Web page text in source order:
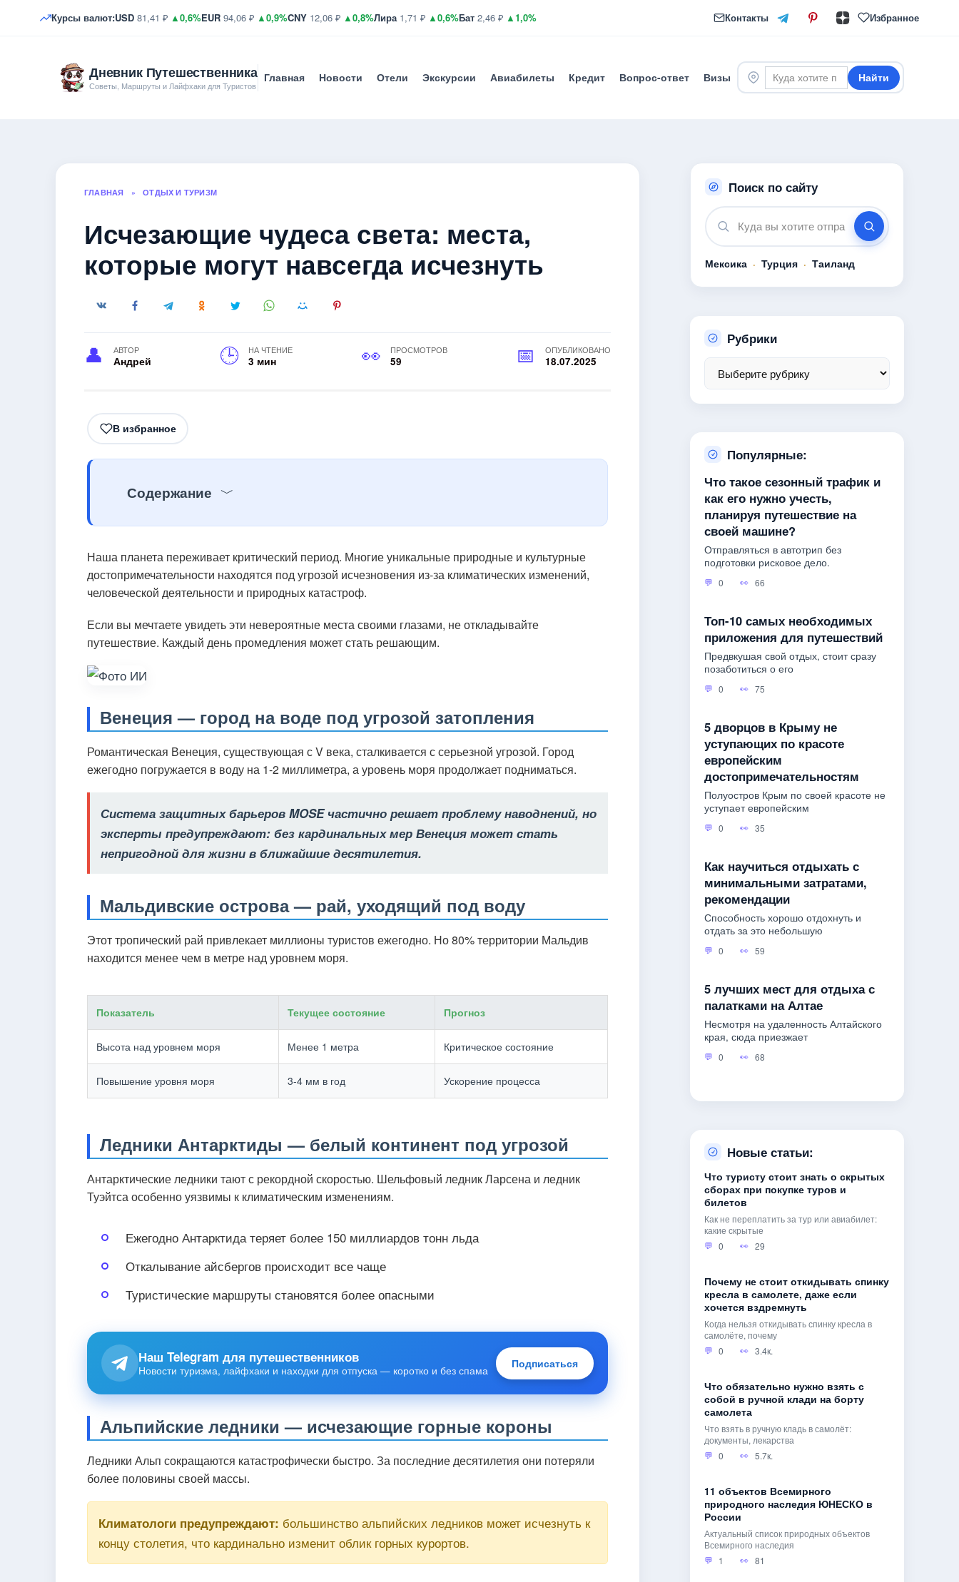
Курсы валют:USD 81,41 ₽ ▲0,6%EUR 94,06 ₽ ▲0,9%CNY 12,06 ₽ ▲0,8%Лира1,71 ₽ ▲0,6%Бат 2,46 ₽ ▲1,0% Контакты Избранное
Дневник Путешественника
Советы, Маршруты и Лайфхаки для Туристов
Главная Новости Отели Экскурсии Авиабилеты Кредит Вопрос-ответ Визы Найти
ГЛАВНАЯ » ОТДЫХ И ТУРИЗМ
Исчезающие чудеса света: места,
которые могут навсегда исчезнуть
АВТОР
Андрей
НА ЧТЕНИЕ
3 мин
ПРОСМОТРОВ
59
ОПУБЛИКОВАНО
18.07.2025
В избранное
Содержание
Наша планета переживает критический период. Многие уникальные природные и культурные
достопримечательности находятся под угрозой исчезновения из-за климатических изменений,
человеческой деятельности и природных катастроф.
Если вы мечтаете увидеть эти невероятные места своими глазами, не откладывайте
путешествие. Каждый день промедления может стать решающим.
Венеция — город на воде под угрозой затопления
Романтическая Венеция, существующая с V века, сталкивается с серьезной угрозой. Город
ежегодно погружается в воду на 1-2 миллиметра, а уровень моря продолжает подниматься.
Система защитных барьеров MOSE частично решает проблему наводнений, но
эксперты предупреждают: без кардинальных мер Венеция может стать
непригодной для жизни в ближайшие десятилетия.
Мальдивские острова — рай, уходящий под воду
Этот тропический рай привлекает миллионы туристов ежегодно. Но 80% территории Мальдив
находится менее чем в метре над уровнем моря.
Показатель Текущее состояние Прогноз
Высота над уровнем моря Менее 1 метра Критическое состояние
Повышение уровня моря 3-4 мм в год Ускорение процесса
Ледники Антарктиды — белый континент под угрозой
Антарктические ледники тают с рекордной скоростью. Шельфовый ледник Ларсена и ледник
Туэйтса особенно уязвимы к климатическим изменениям.
Ежегодно Антарктида теряет более 150 миллиардов тонн льда
Откалывание айсбергов происходит все чаще
Туристические маршруты становятся более опасными
Наш Telegram для путешественников
Новости туризма, лайфхаки и находки для отпуска — коротко и без спама
Подписаться
Альпийские ледники — исчезающие горные короны
Ледники Альп сокращаются катастрофически быстро. За последние десятилетия они потеряли
более половины своей массы.
Климатологи предупреждают: большинство альпийских ледников может исчезнуть к
концу столетия, что кардинально изменит облик горных курортов.
Поиск по сайту
Мексика · Турция · Таиланд
Рубрики
Популярные:
Что такое сезонный трафик и
как его нужно учесть,
планируя путешествие на
своей машине?
Отправляться в автотрип без
подготовки рисковое дело.
0 66
Топ-10 самых необходимых
приложения для путешествий
Предвкушая свой отдых, стоит сразу
позаботиться о его
0 75
5 дворцов в Крыму не
уступающих по красоте
европейским
достопримечательностям
Полуостров Крым по своей красоте не
уступает европейским
0 35
Как научиться отдыхать с
минимальными затратами,
рекомендации
Способность хорошо отдохнуть и
отдать за это небольшую
0 59
5 лучших мест для отдыха с
палатками на Алтае
Несмотря на удаленность Алтайского
края, сюда приезжает
0 68
Новые статьи:
Что туристу стоит знать о скрытых
сборах при покупке туров и
билетов
Как не переплатить за тур или авиабилет:
какие скрытые
0
29
Почему не стоит откидывать спинку
кресла в самолете, даже если
хочется вздремнуть
Когда нельзя откидывать спинку кресла в
самолёте, почему
0
3.4к.
Что обязательно нужно взять с
собой в ручной клади на борту
самолета
Что взять в ручную кладь в самолёт:
документы, лекарства
0
5.7к.
11 объектов Всемирного
природного наследия ЮНЕСКО в
России
Актуальный список природных объектов
Всемирного наследия
1
81